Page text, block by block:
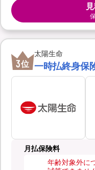
3位
太陽生命
一時払終身保
月払保険料
年齢対象外に